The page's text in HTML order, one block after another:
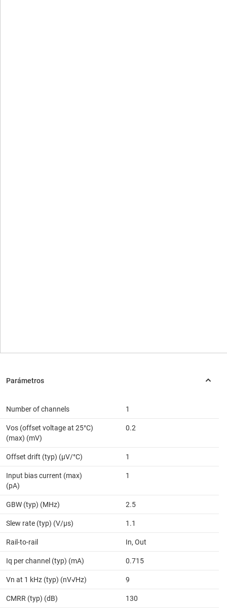
Number of channels 1
Vos (offset voltage at 25°C)
(max) (mV)
0.2
Offset drift (typ) (µV/°C) 1
Input bias current (max)
(pA)
1
GBW (typ) (MHz) 2.5
Slew rate (typ) (V/µs) 1.1
Rail-to-rail In, Out
Iq per channel (typ) (mA) 0.715
Vn at 1 kHz (typ) (nV√Hz) 9
CMRR (typ) (dB) 130